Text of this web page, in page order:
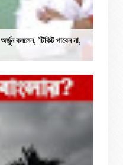
বললেন, ‘টিকিট পাবেন না,